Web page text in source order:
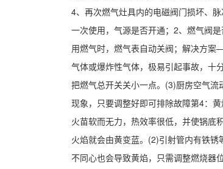
4、再次燃气灶具内的电磁阀门损坏、
一次使用，气源是否开通；2、燃气阀
用燃气时，燃气表自动关阀；解决方
气体或爆炸性气体，极易引起事故，十
把燃气总开关关小一点。(3)厨房空气
现象，只要调整好即可排除故障第4：
火苗软而无力，热效率很低，并使锅底
火焰就会由黄变蓝。(2)引射管内有铁
不同心也会导致黄焰，只需调整燃烧器